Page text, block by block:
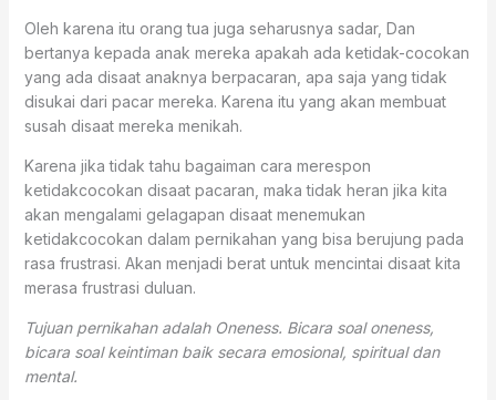
Oleh karena itu orang tua juga seharusnya sadar, Dan
bertanya kepada anak mereka apakah ada ketidak-cocokan
yang ada disaat anaknya berpacaran, apa saja yang tidak
disukai dari pacar mereka. Karena itu yang akan membuat
susah disaat mereka menikah.
Karena jika tidak tahu bagaiman cara merespon
ketidakcocokan disaat pacaran, maka tidak heran jika kita
akan mengalami gelagapan disaat menemukan
ketidakcocokan dalam pernikahan yang bisa berujung pada
rasa frustrasi. Akan menjadi berat untuk mencintai disaat kita
merasa frustrasi duluan.
Tujuan pernikahan adalah Oneness. Bicara soal oneness,
bicara soal keintiman baik secara emosional, spiritual dan
mental.